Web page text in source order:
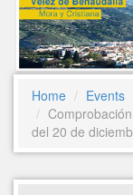
Home
Events
del 20 de